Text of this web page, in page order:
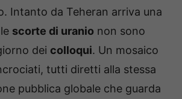
Intanto da Teheran arriva una
scorte di uranio non sono
dei colloqui. Un mosaico
tutti diretti alla stessa
pubblica globale che guarda